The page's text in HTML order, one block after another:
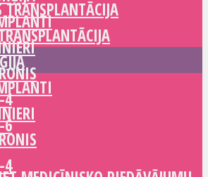
4
6
TRANSPLANTĀCIJA
4